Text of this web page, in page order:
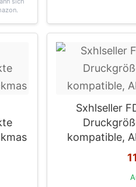
Sxhlseller
kompatible,